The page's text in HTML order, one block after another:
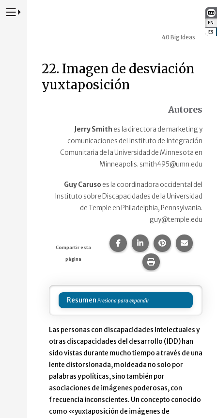
EN
ES
Presione para alternar la navegación principal del sitio web
40 Big Ideas
22. Imagen de desviación
yuxtaposición
Autores
Jerry Smith es la directora de marketing y
comunicaciones del Instituto de Integración
Comunitaria de la Universidad de Minnesota en
Minneapolis. smith495@umn.edu
Guy Caruso es la coordinadora occidental del
Instituto sobre Discapacidades de la Universidad
de Temple en Philadelphia, Pennsylvania.
guy@temple.edu
Compartir esta
página
Compartir esta página en
Compartir esta
Compartir
Imprime esta
Resumen
Las personas con discapacidades intelectuales y
otras discapacidades del desarrollo (IDD) han
sido vistas durante mucho tiempo a través de una
lente distorsionada, moldeada no solo por
palabras y políticas, sino también por
asociaciones de imágenes poderosas, con
frecuencia inconscientes. Un concepto conocido
como «yuxtaposición de imágenes de